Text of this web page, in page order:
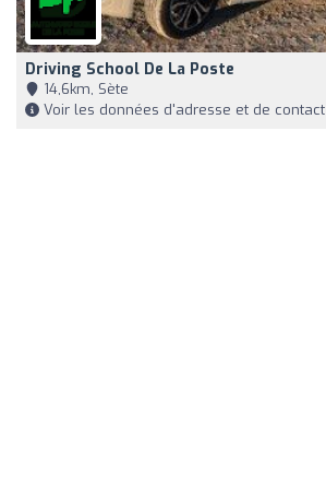
Driving School De La Poste
14,6km, Sète
Voir les données d'adresse et de contact